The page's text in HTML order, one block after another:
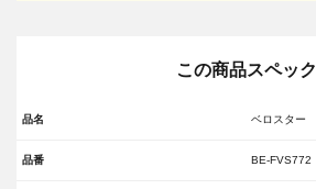
この商品スペック
品名 ベロスター
品番 BE-FVS772